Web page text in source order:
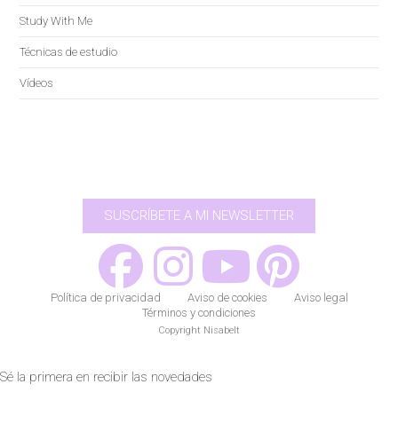
Study With Me
Técnicas de estudio
Vídeos
SUSCRÍBETE A MI NEWSLETTER
Política de privacidad Aviso de cookies
Aviso legal
Términos y condiciones
Copyright Nisabelt
Sé la primera en recibir las novedades